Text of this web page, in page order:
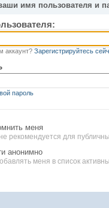
имя пользователя и
аккаунт? Зарегистрируйтесь
пароль
меня
рекомендуется для
анонимно
меня в список